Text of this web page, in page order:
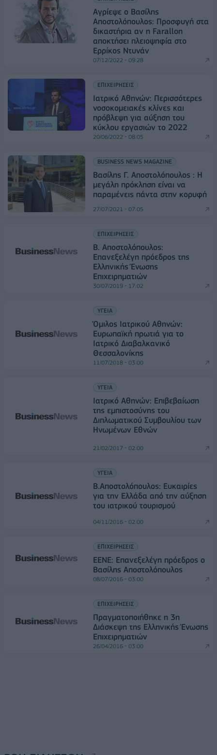
Αγρίεψε ο Βασίλης
Αποστολόπουλος: Προσφυγή στα
δικαστήρια αν η Farallon
αποκτήσει πλειοψηφία στο
Ερρίκος Ντυνάν
07/12/2022 - 09:28
ΕΠΙΧΕΙΡΗΣΕΙΣ
Ιατρικό Αθηνών: Περισσότερες
νοσοκομειακές κλίνες και
πρόβλεψη για αύξηση του
κύκλου εργασιών το 2022
20/06/2022 - 08:05
BUSINESS NEWS MAGAZINE
Βασίλης Γ. Αποστολόπουλος : Η
μεγάλη πρόκληση είναι να
παραμένεις πάντα στην κορυφή
27/07/2021 - 07:05
ΕΠΙΧΕΙΡΗΣΕΙΣ
Β. Αποστολόπουλος:
Επανεξελέγη πρόεδρος της
Ελληνικής Ένωσης
Επιχειρηματιών
30/07/2019 - 17:02
ΥΓΕΙΑ
Όμιλος Ιατρικού Αθηνών:
Ευρωπαϊκή πρωτιά για το
Ιατρικό Διαβαλκανικό
Θεσσαλονίκης
11/07/2018 - 03:00
ΥΓΕΙΑ
Ιατρικό Αθηνών: Επιβεβαίωση
της εμπιστοσύνης του
Διπλωματικού Συμβουλίου των
Ηνωμένων Εθνών
21/02/2017 - 02:00
ΥΓΕΙΑ
Β.Αποστολόπουλος: Ευκαιρίες
για την Ελλάδα από την αύξηση
του ιατρικού τουρισμού
04/11/2016 - 02:00
ΕΠΙΧΕΙΡΗΣΕΙΣ
ΕΕΝΕ: Επανεξελέγη πρόεδρος ο
Βασίλης Αποστολόπουλος
08/07/2016 - 03:00
ΕΠΙΧΕΙΡΗΣΕΙΣ
Πραγματοποιήθηκε η 3η
Διάσκεψη της Ελληνικής Ένωσης
Επιχειρηματιών
26/04/2016 - 03:00